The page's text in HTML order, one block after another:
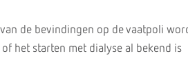
de bevindingen op de vaatpoli
of het starten met dialyse al bekend is